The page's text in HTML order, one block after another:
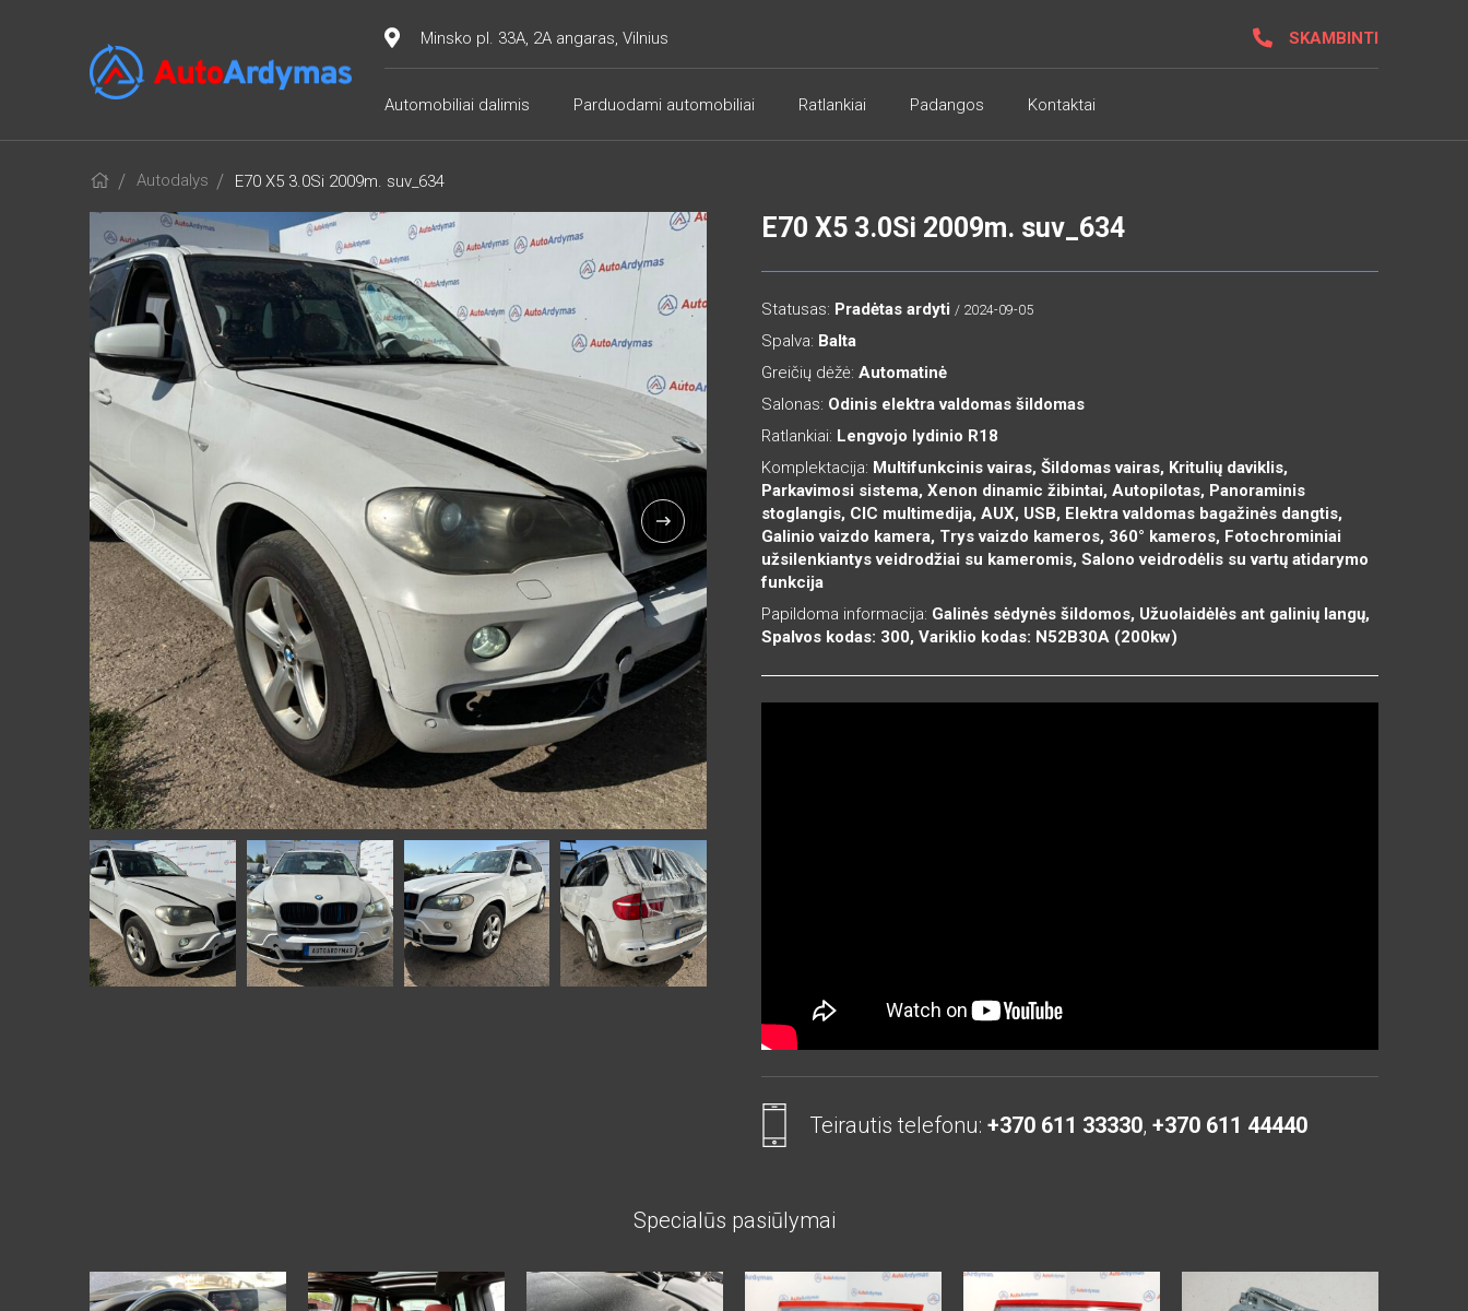
Minsko pl. 33A, 2A angaras, Vilnius SKAMBINTI
Automobiliai dalimis Parduodami automobiliai Ratlankiai Padangos Kontaktai
Autodalys E70 X5 3.0Si 2009m. suv_634
E70 X5 3.0Si 2009m. suv_634
Statusas: Pradėtas ardyti / 2024-09-05
Spalva: Balta
Greičių dėžė: Automatinė
Salonas: Odinis elektra valdomas šildomas
Ratlankiai: Lengvojo lydinio R18
Komplektacija: Multifunkcinis vairas, Šildomas vairas, Kritulių daviklis,
Parkavimosi sistema, Xenon dinamic žibintai, Autopilotas, Panoraminis
stoglangis, CIC multimedija, AUX, USB, Elektra valdomas bagažinės dangtis,
Galinio vaizdo kamera, Trys vaizdo kameros, 360° kameros, Fotochrominiai
užsilenkiantys veidrodžiai su kameromis, Salono veidrodėlis su vartų atidarymo
funkcija
Papildoma informacija: Galinės sėdynės šildomos, Užuolaidėlės ant galinių langų,
Spalvos kodas: 300, Variklio kodas: N52B30A (200kw)
Teirautis telefonu: +370 611 33330, +370 611 44440
Specialūs pasiūlymai